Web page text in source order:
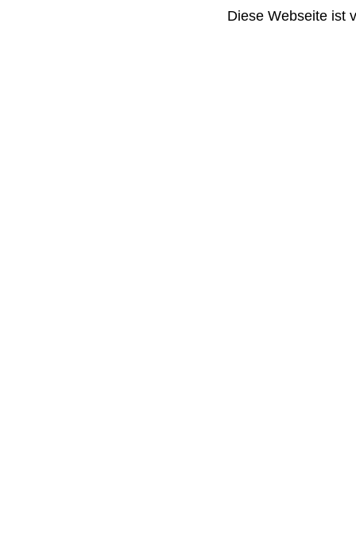
Diese Webseite ist